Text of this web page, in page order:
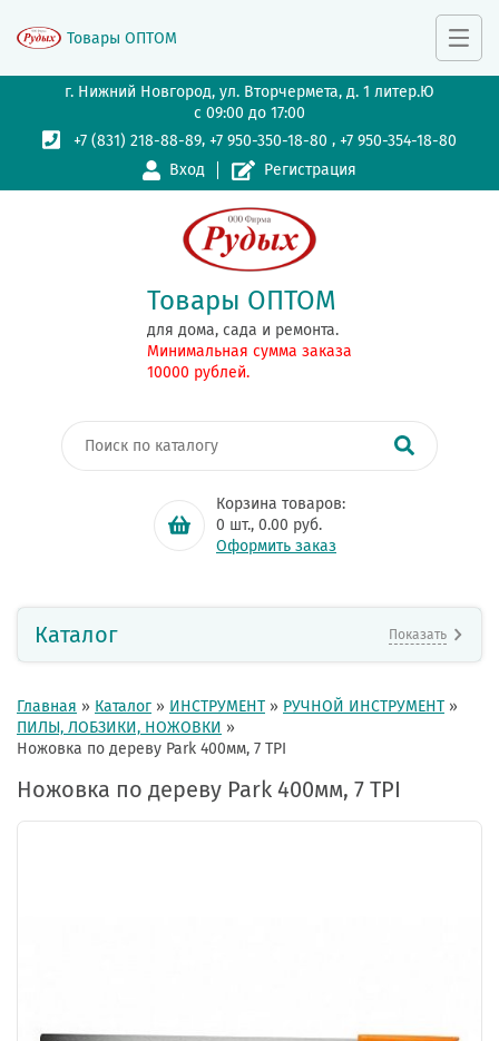
г. Нижний Новгород, ул. Вторчермета, д. 1 литер.Ю
с 09:00 до 17:00
+7 (831) 218-88-89,+7 950-350-18-80 ,+7 950-354-18-80
Вход
Регистрация
Товары ОПТОМ
для дома, сада и ремонта.
Минимальная сумма заказа
10000 рублей.
Корзина товаров:
0 шт., 0.00 руб.
Оформить заказ
Товары ОПТОМ
Каталог Показать
Главная » Каталог » ИНСТРУМЕНТ » РУЧНОЙ ИНСТРУМЕНТ »
ПИЛЫ, ЛОБЗИКИ, НОЖОВКИ »
Ножовка по дереву Park 400мм, 7 TPI
Ножовка по дереву Park 400мм, 7 TPI